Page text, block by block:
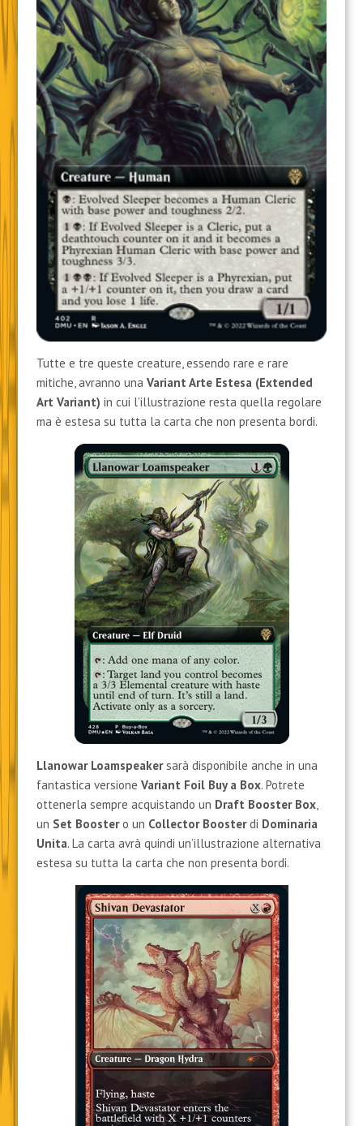
Tutte e tre queste creature, essendo rare e rare
mitiche, avranno una Variant Arte Estesa (Extended
Art Variant) in cui l’illustrazione resta quella regolare
ma è estesa su tutta la carta che non presenta bordi.
Llanowar Loamspeakersarà disponibile anche in una
fantastica versione Variant Foil Buy a Box. Potrete
ottenerla sempre acquistando un Draft Booster Box,
un Set Boostero un Collector Boosterdi Dominaria
Unita. La carta avrà quindi un’illustrazione alternativa
estesa su tutta la carta che non presenta bordi.